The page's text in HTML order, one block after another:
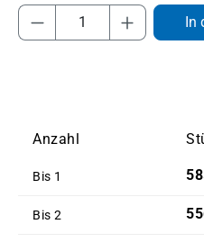
Produkt Anzahl: In
Anzahl
Bis 1
Bis 2